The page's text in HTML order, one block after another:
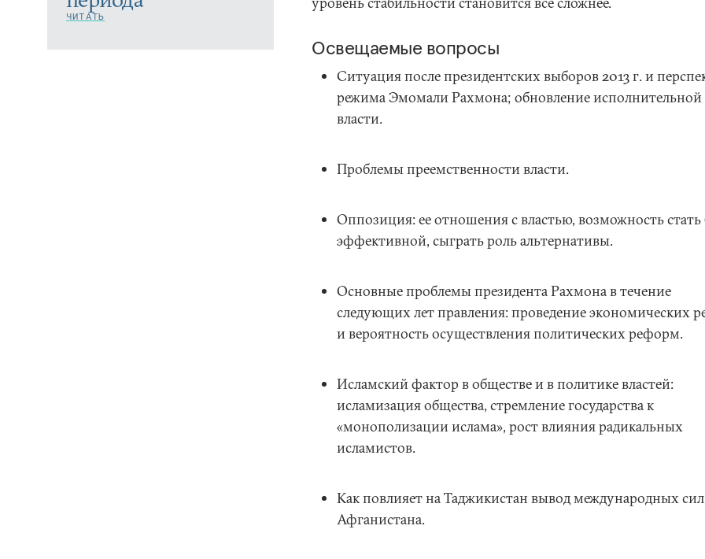
ЧИТАТЬ
Освещаемые вопросы
Ситуация после президентских выборов 2013 г. и
режима Эмомали Рахмона; обновление исполнительной
власти.
Проблемы преемственности власти.
Оппозиция: ее отношения с властью, возможность стать
эффективной, сыграть роль альтернативы.
Основные проблемы президента Рахмона в течение
следующих лет правления: проведение экономических
и вероятность осуществления политических реформ.
Исламский фактор в обществе и в политике властей:
исламизация общества, стремление государства к
«монополизации ислама», рост влияния радикальных
исламистов.
Как повлияет на Таджикистан вывод международных
Афганистана.